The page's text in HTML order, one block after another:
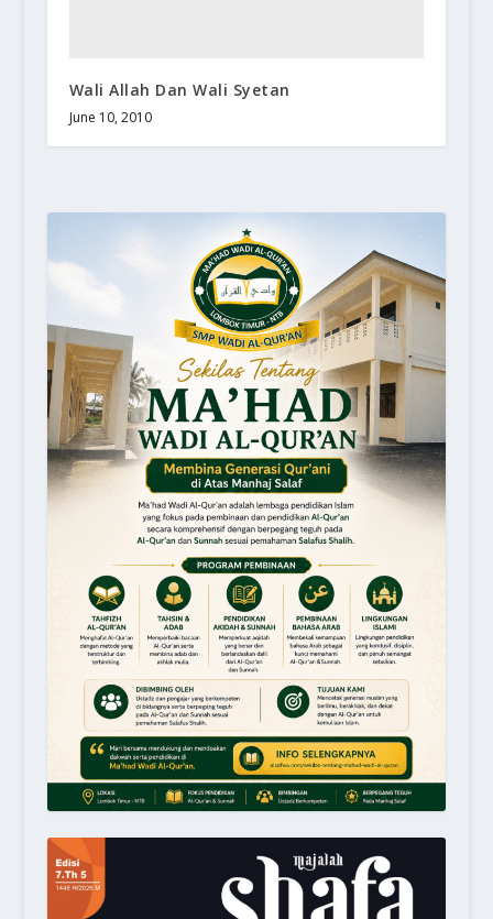
Wali Allah Dan Wali Syetan
June 10, 2010